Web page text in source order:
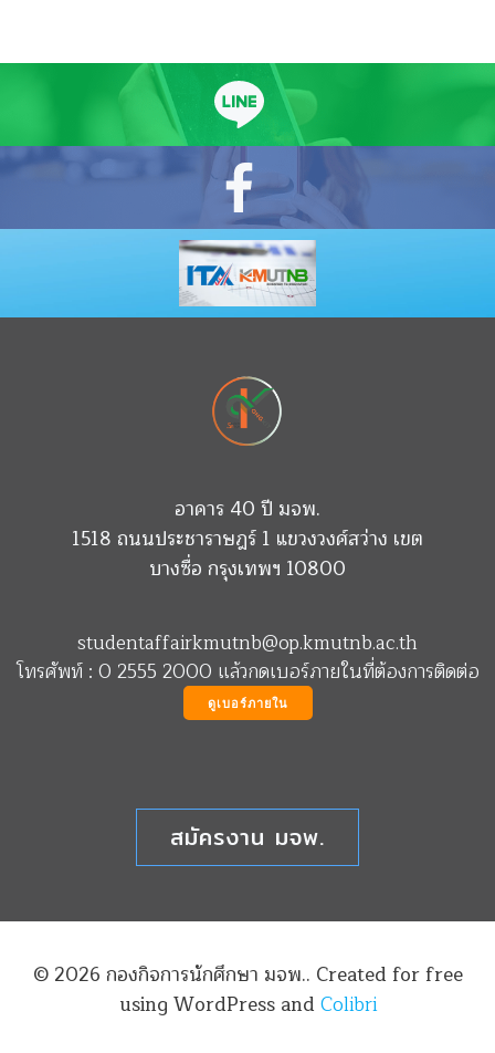
อาคาร 40 ปี มจพ.
1518 ถนนประชาราษฎร์ 1 แขวงวงศ์สว่าง เขต
บางซื่อ กรุงเทพฯ 10800
studentaffairkmutnb@op.kmutnb.ac.th
โทรศัพท์ : 0 2555 2000 แล้วกดเบอร์ภายในที่ต้องการติดต่อ
ดูเบอร์ภายใน
สมัครงาน มจพ.
© 2026 กองกิจการนักศึกษา มจพ.. Created for free
using WordPress and Colibri